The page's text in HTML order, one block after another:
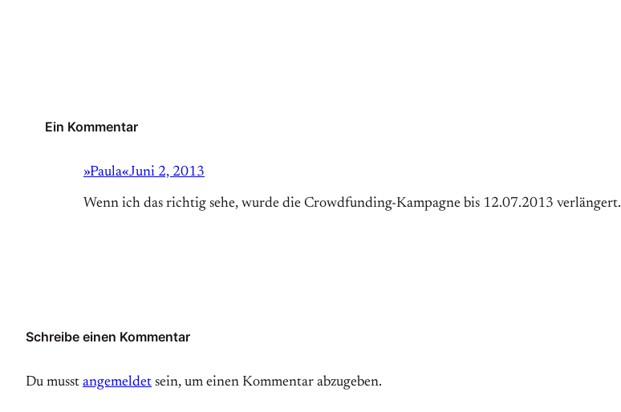
Ein Kommentar
»Paula«Juni 2, 2013
Wenn ich das richtig sehe, wurde die Crowdfunding-Kampagne bis 12.07.2013 verlängert.
Schreibe einen Kommentar
Du musst angemeldet sein, um einen Kommentar abzugeben.